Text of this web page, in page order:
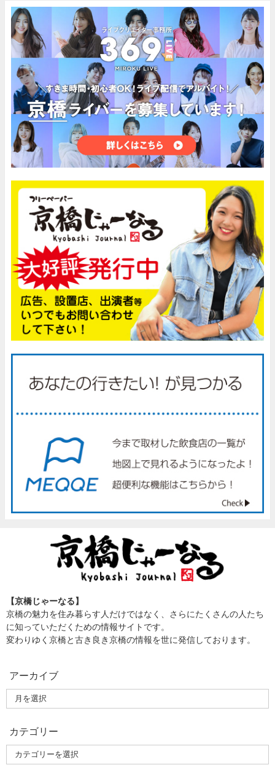
【京橋じゃーなる】
京橋の魅力を住み暮らす人だけではなく、さらにたくさんの人たち
に知っていただくための情報サイトです。
変わりゆく京橋と古き良き京橋の情報を世に発信しております。
アーカイブ
カテゴリー